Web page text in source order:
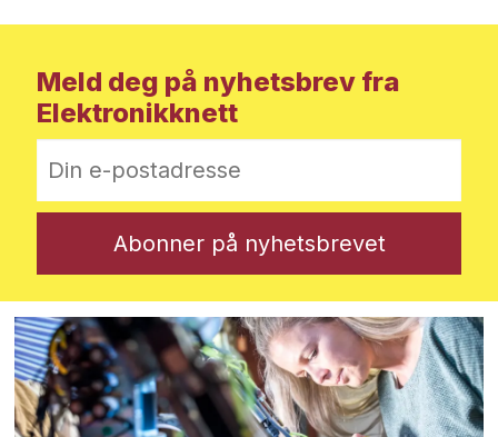
Meld deg på nyhetsbrev fra
Elektronikknett